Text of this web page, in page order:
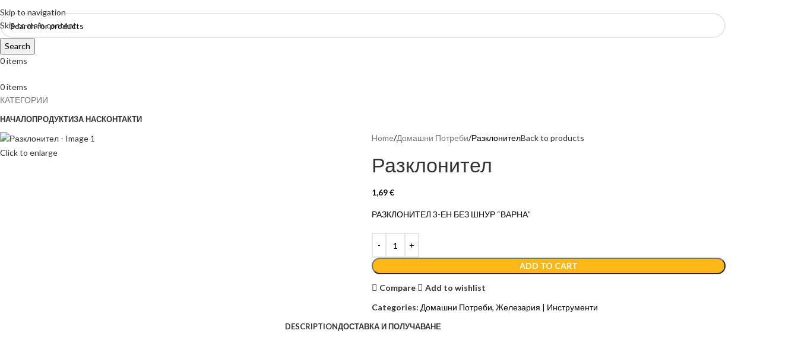
Skip to navigation
Skip to main content
Search
0items
0items
КАТЕГОРИИ
НАЧАЛОПРОДУКТИЗА НАСКОНТАКТИ
Click to enlarge
Home Домашни Потреби РазклонителBack to products
Разклонител
1,69€
РАЗКЛОНИТЕЛ 3-ЕН БЕЗ ШНУР “ВАРНА”
ADD TO CART
Compare
Add to wishlist
Categories: Домашни Потреби, Железария | Инструменти
DESCRIPTIONДОСТАВКА И ПОЛУЧАВАНЕ